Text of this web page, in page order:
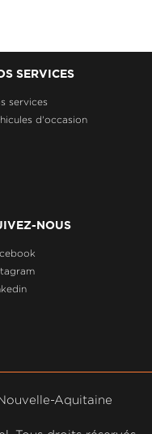
SERVICES
services
d'occasion
NOUS
Aquitaine